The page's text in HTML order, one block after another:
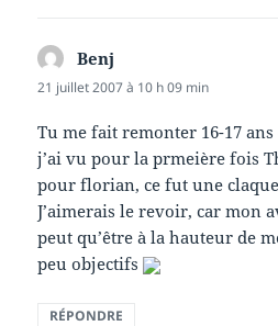
Benj
21 juillet 2007 à 10 h 09 min
Tu me fait remonter 16-17
j’ai vu pour la prmeière fois
pour florian, ce fut une
J’aimerais le revoir, car mon
peut qu’être à la hauteur de
peu objectifs
RÉPONDRE